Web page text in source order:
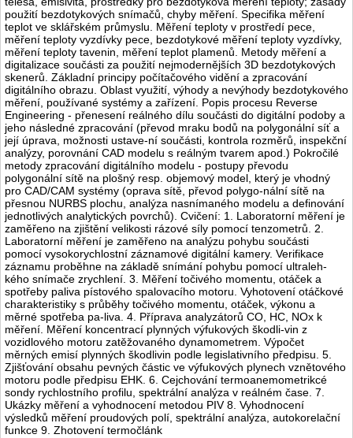
použití bezdotykových snímačů, chyby měření. Specifika měření
teplot ve sklářském průmyslu. Měření teploty v prostředí pece,
měření teploty vyzdívky pece, bezdotykové měření teploty vyzdívky,
měření teploty tavenin, měření teplot plamenů. Metody měření a
digitalizace součásti za použití nejmodernějších 3D bezdotykových
skenerů. Základní principy počítačového vidění a zpracování
digitálního obrazu. Oblast využití, výhody a nevýhody bezdotykového
měření, používané systémy a zařízení. Popis procesu Reverse
Engineering - přenesení reálného dílu součásti do digitální podoby a
jeho následné zpracování (převod mraku bodů na polygonální síť a
její úprava, možnosti ustave-ní součásti, kontrola rozměrů, inspekční
analýzy, porovnání CAD modelu s reálným tvarem apod.) Pokročilé
metody zpracování digitálního modelu - postupy převodu
polygonální sítě na plošný resp. objemový model, který je vhodný
pro CAD/CAM systémy (oprava sítě, převod polygo-nální sítě na
přesnou NURBS plochu, analýza nasnímaného modelu a definování
jednotlivých analytických povrchů). Cvičení: 1. Laboratorní měření je
zaměřeno na zjištění velikosti rázové síly pomocí tenzometrů. 2.
Laboratorní měření je zaměřeno na analýzu pohybu součásti
pomocí vysokorychlostní záznamové digitální kamery. Verifikace
záznamu proběhne na základě snímání pohybu pomocí ultraleh-
kého snímače zrychlení. 3. Měření točivého momentu, otáček a
spotřeby paliva pístového spalovacího motoru. Vyhotovení otáčkové
charakteristiky s průběhy točivého momentu, otáček, výkonu a
měrné spotřeba pa-liva. 4. Příprava analyzátorů CO, HC, NOx k
měření. Měření koncentrací plynných výfukových škodli-vin z
vozidlového motoru zatěžovaného dynamometrem. Výpočet
měrných emisí plynných škodlivin podle legislativního předpisu. 5.
Zjišťování obsahu pevných částic ve výfukových plynech vznětového
motoru podle předpisu EHK. 6. Cejchování termoanemometrikcé
sondy rychlostního profilu, spektrální analýza v reálném čase. 7.
Ukázky měření a vyhodnocení metodou PIV 8. Vyhodnocení
výsledků měření proudových polí, spektrální analýza, autokorelační
funkce 9. Zhotovení termočlánk